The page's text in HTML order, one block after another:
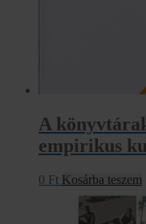
A
empirikus
0 Ft Kosárba teszem